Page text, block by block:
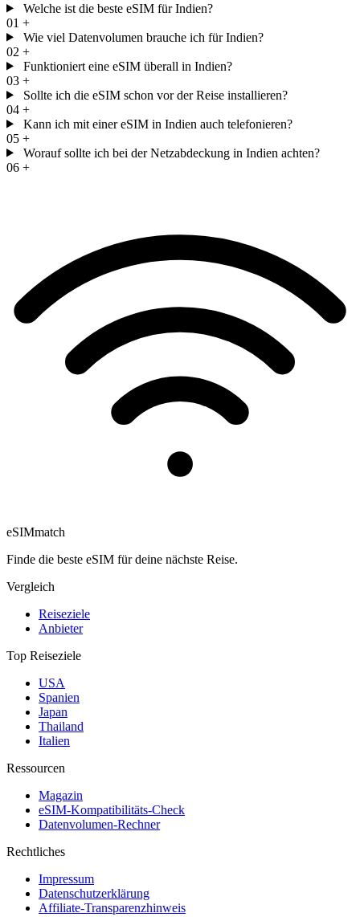
Welche ist die beste eSIM für Indien?
01 +
Wie viel Datenvolumen brauche ich für Indien?
02 +
Funktioniert eine eSIM überall in Indien?
03 +
Sollte ich die eSIM schon vor der Reise installieren?
04 +
Kann ich mit einer eSIM in Indien auch telefonieren?
05 +
Worauf sollte ich bei der Netzabdeckung in Indien achten?
06 +
eSIMmatch
Finde die beste eSIM für deine nächste Reise.
Vergleich
Reiseziele
Anbieter
Top Reiseziele
USA
Spanien
Japan
Thailand
Italien
Ressourcen
Magazin
eSIM-Kompatibilitäts-Check
Datenvolumen-Rechner
Rechtliches
Impressum
Datenschutzerklärung
Affiliate-Transparenzhinweis